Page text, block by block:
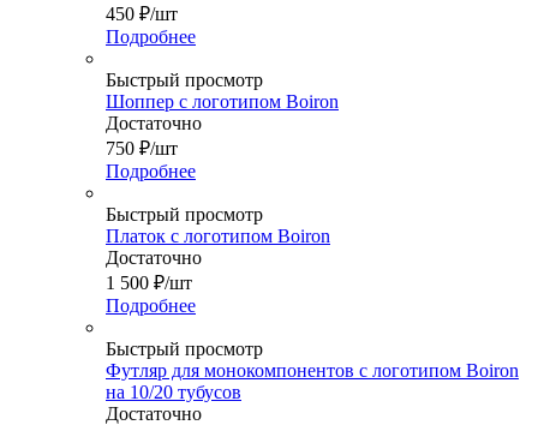
450 ₽/шт
Подробнее
Быстрый просмотр
Шоппер с логотипом Boiron
Достаточно
750 ₽/шт
Подробнее
Быстрый просмотр
Платок с логотипом Boiron
Достаточно
1 500 ₽/шт
Подробнее
Быстрый просмотр
Футляр для монокомпонентов с логотипом Boiron
на 10/20 тубусов
Достаточно